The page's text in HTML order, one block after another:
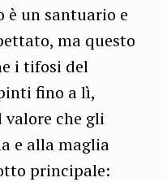
è un santuario e
ma questo
i tifosi del
fino a lì,
che gli
e alla maglia
principale: